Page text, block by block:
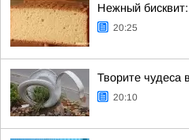
Нежный
20:25
Творите чудеса
20:10